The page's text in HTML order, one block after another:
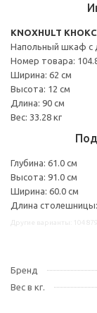
KNOXHULT
Напольный шкаф с
Номер товара:
Ширина: 62 см
Высота: 12 см
Длина: 90 см
Вес: 33.28 кг
Глубина: 61.0 см
Высота: 91.0 см
Ширина: 60.0 см
Длина
Бренд
Вес в кг.